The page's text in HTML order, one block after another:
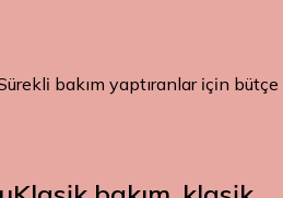
bakım yaptıranlar için bütçe